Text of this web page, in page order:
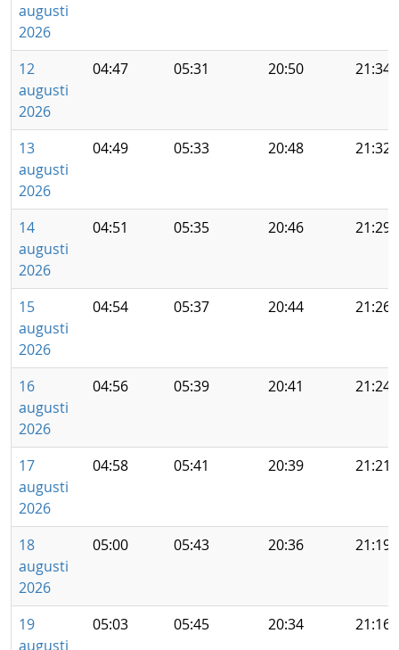
augusti
2026
12
augusti
2026
04:47 05:31 20:50 21:34
13
augusti
2026
04:49 05:33 20:48 21:32
14
augusti
2026
04:51 05:35 20:46 21:29
15
augusti
2026
04:54 05:37 20:44 21:26
16
augusti
2026
04:56 05:39 20:41 21:24
17
augusti
2026
04:58 05:41 20:39 21:21
18
augusti
2026
05:00 05:43 20:36 21:19
19
augusti
05:03 05:45 20:34 21:16